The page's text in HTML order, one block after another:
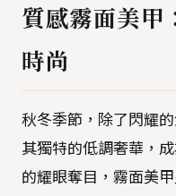
質感霧面美甲
時尚
秋冬季節，除了閃耀的
其獨特的低調奢華，
的耀眼奪目，霧面美